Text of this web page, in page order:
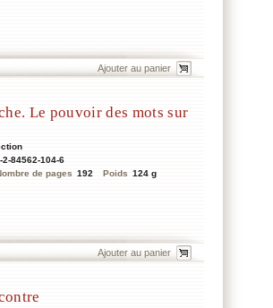
Le pouvoir des mots sur
2-84562-104-6
de pages 192 Poids 124 g